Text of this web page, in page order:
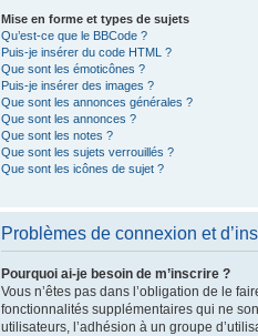
Mise en forme et types de sujets
Qu’est-ce que le BBCode ?
Puis-je insérer du code HTML ?
Que sont les émoticônes ?
Puis-je insérer des images ?
Que sont les annonces générales ?
Que sont les annonces ?
Que sont les notes ?
Que sont les sujets verrouillés ?
Que sont les icônes de sujet ?
Problèmes de connexion et
Pourquoi ai-je besoin de m’inscrire ?
Vous n’êtes pas dans l’obligation de le
fonctionnalités supplémentaires qui ne
utilisateurs, l’adhésion à un groupe